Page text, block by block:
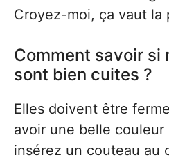
Croyez-moi, ça vaut la
Comment savoir si
sont bien cuites ?
Elles doivent être
avoir une belle couleur
insérez un couteau au